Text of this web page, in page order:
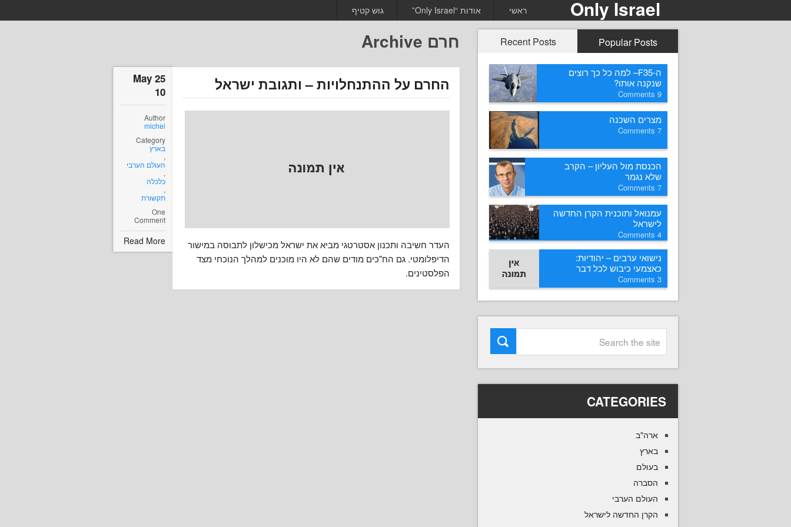
ראשי אודות “Only Israel” גוש קטיף Only Israel
חרם Archive
החרם על ההתנחלויות – ותגובת ישראל
העדר חשיבה ותכנון אסטרטגי מביא את ישראל מכישלון לתבוסה במישור
הדיפלומטי. גם הח"כים מודים שהם לא היו מוכנים למהלך הנוכחי מצד
הפלסטינים.
25 May
10
Author
michel
Category
בארץ
,
העולם הערבי
,
כלכלה
,
תקשורת
One
Comment
Read More
Popular Posts
Recent Posts
ה-F35– למה כל כך רוצים
שנקנה אותו?
9
מצרים השכנה
7
הכנסת מול העליון – הקרב
שלא נגמר
7
עמנואל ותוכנית הקרן החדשה
לישראל
4
נישואי ערבים – יהודיות:
כאצמעי כיבוש לכל דבר
3
CATEGORIES
ארה"ב
בארץ
בעולם
הסברה
העולם הערבי
הקרן החדשה לישראל